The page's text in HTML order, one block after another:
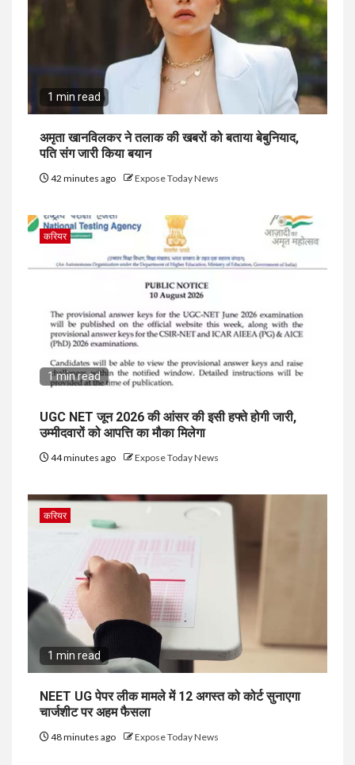
1 min read
अमृता खानविलकर ने तलाक की खबरों को बताया बेबुनियाद,
पति संग जारी किया बयान
42 minutes ago Expose Today News
करियर
1 min read
UGC NET जून 2026 की आंसर की इसी हफ्ते होगी जारी,
उम्मीदवारों को आपत्ति का मौका मिलेगा
44 minutes ago Expose Today News
करियर
1 min read
NEET UG पेपर लीक मामले में 12 अगस्त को कोर्ट सुनाएगा
चार्जशीट पर अहम फैसला
48 minutes ago Expose Today News